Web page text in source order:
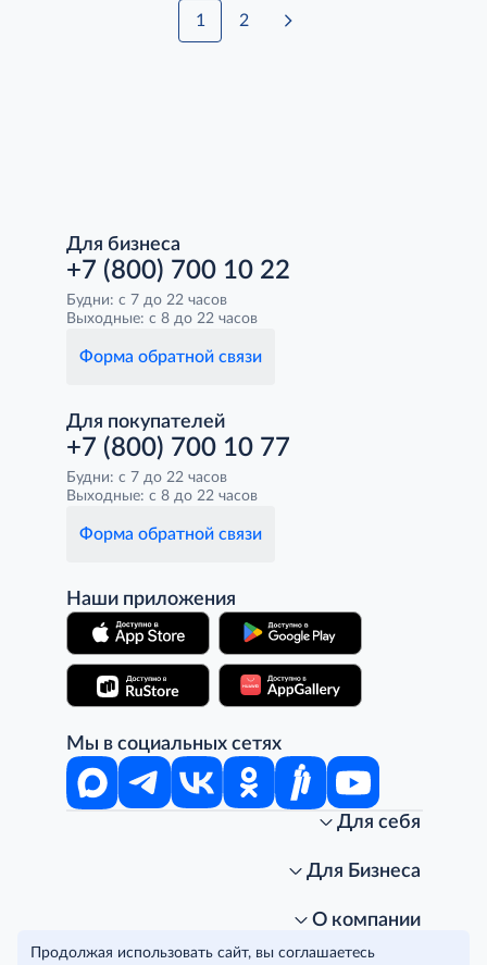
1 2
Для бизнеса
+7 (800) 700 10 22
Будни: с 7 до 22 часов
Выходные: с 8 до 22 часов
Форма обратной связи
Для покупателей
+7 (800) 700 10 77
Будни: с 7 до 22 часов
Выходные: с 8 до 22 часов
Форма обратной связи
Наши приложения
Мы в социальных сетях
Для себя
Стань клиентом METRO
Для Бизнеса
Получить карту для бизнеса
О компании
Продолжая использовать сайт, вы соглашаетесь